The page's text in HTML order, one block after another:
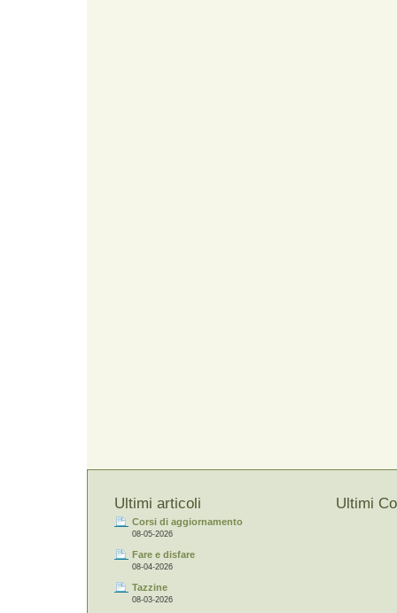
Ultimi articoli
Corsi di aggiornamento
08-05-2026
Fare e disfare
08-04-2026
Tazzine
08-03-2026
Ultimi